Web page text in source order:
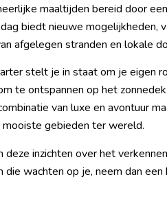
maaltijden bereid door
biedt nieuwe mogelijkheden,
afgelegen stranden en lokale
stelt je in staat om je eigen
te ontspannen op het
van luxe en avontuur
gebieden ter wereld.
inzichten over het
wachten op je, neem dan een